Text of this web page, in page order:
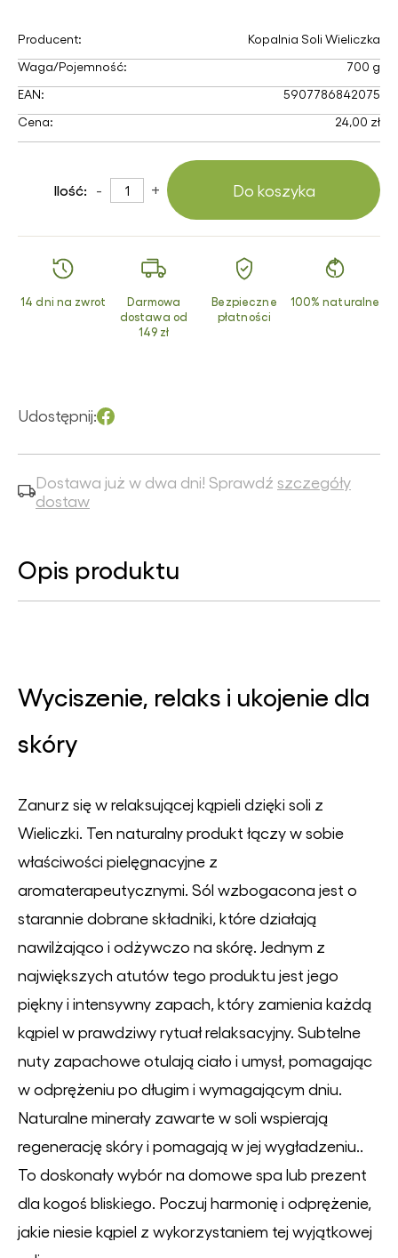
Producent:
Kopalnia Soli Wieliczka
Waga/Pojemność:
700 g
EAN:
5907786842075
Cena:
24,00 zł
Ilość: - + Do koszyka
14 dni na zwrot
Darmowa
dostawa od
149 zł
Bezpieczne
płatności
100% naturalne
Udostępnij:
Dostawa już w dwa dni! Sprawdź szczegóły
dostaw
Opis produktu
Wyciszenie, relaks i ukojenie dla
skóry
Zanurz się w relaksującej kąpieli dzięki soli z
Wieliczki. Ten naturalny produkt łączy w sobie
właściwości pielęgnacyjne z
aromaterapeutycznymi. Sól wzbogacona jest o
starannie dobrane składniki, które działają
nawilżająco i odżywczo na skórę. Jednym z
największych atutów tego produktu jest jego
piękny i intensywny zapach, który zamienia każdą
kąpiel w prawdziwy rytuał relaksacyjny. Subtelne
nuty zapachowe otulają ciało i umysł, pomagając
w odprężeniu po długim i wymagającym dniu.
Naturalne minerały zawarte w soli wspierają
regenerację skóry i pomagają w jej wygładzeniu..
To doskonały wybór na domowe spa lub prezent
dla kogoś bliskiego. Poczuj harmonię i odprężenie,
jakie niesie kąpiel z wykorzystaniem tej wyjątkowej